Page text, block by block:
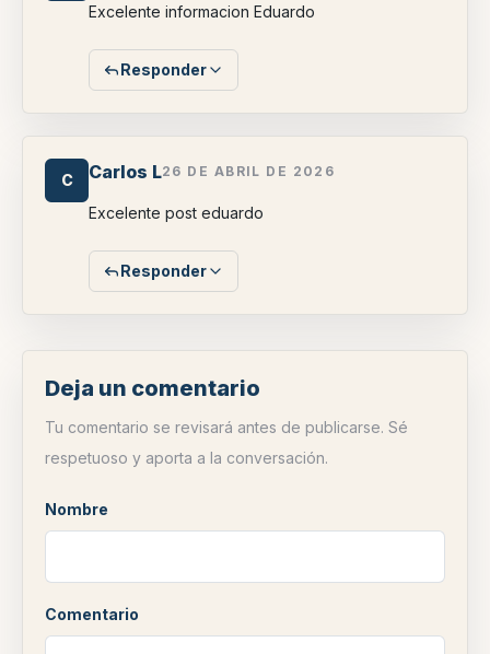
Excelente informacion Eduardo
Responder
C Carlos L26 DE ABRIL DE 2026
Excelente post eduardo
Responder
Deja un comentario
Tu comentario se revisará antes de publicarse. Sé
respetuoso y aporta a la conversación.
Nombre
Comentario